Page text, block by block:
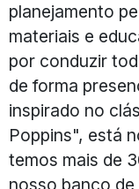
planejamento
materiais e
por conduzir
de forma
inspirado no
Poppins", está
temos mais de
nosso banco de